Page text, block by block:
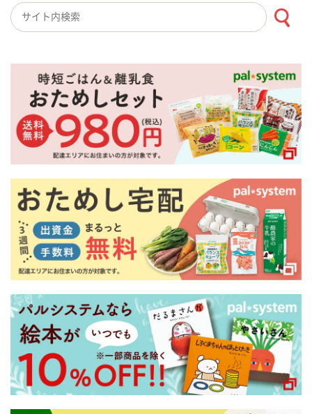
検索キーワード入力